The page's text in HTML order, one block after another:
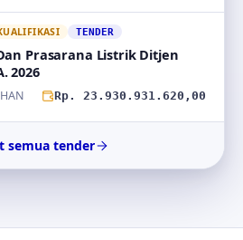
TENDER
Prasarana Listrik Ditjen
2026
Rp. 23.930.931.620,00
semua tender